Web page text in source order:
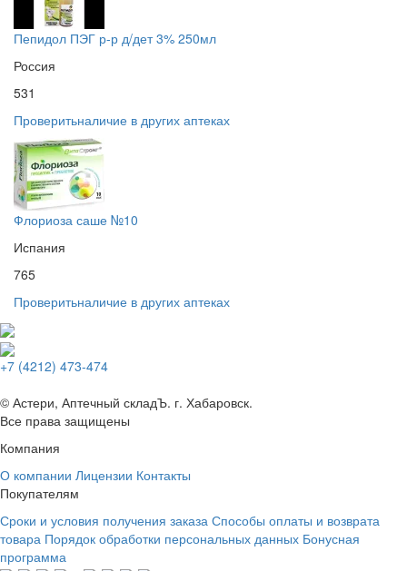
Пепидол ПЭГ р-р д/дет 3% 250мл
Россия
531
Проверитьналичие в других аптеках
Флориоза саше №10
Испания
765
Проверитьналичие в других аптеках
+7 (4212) 473-474
© Астери, Аптечный складЪ. г. Хабаровск.
Все права защищены
Компания
О компании Лицензии Контакты
Покупателям
Сроки и условия получения заказа Способы оплаты и возврата
товара Порядок обработки персональных данных Бонусная
программа